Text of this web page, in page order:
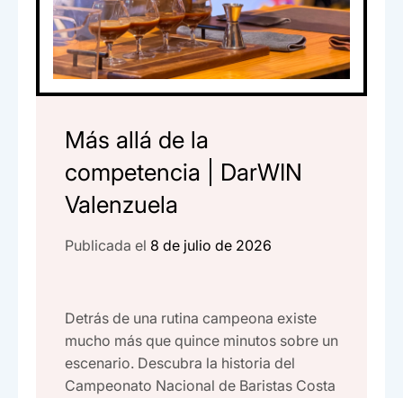
Más allá de la
competencia | DarWIN
Valenzuela
Publicada el 8 de julio de 2026
Detrás de una rutina campeona existe
mucho más que quince minutos sobre un
escenario. Descubra la historia del
Campeonato Nacional de Baristas Costa